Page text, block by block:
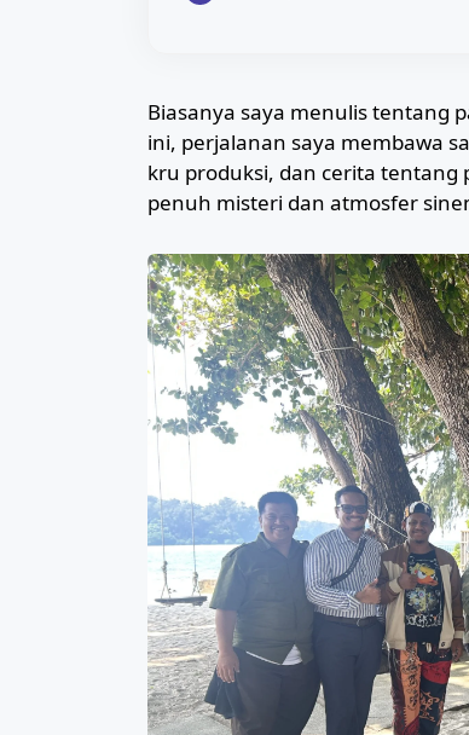
Biasanya saya menulis tentang
ini, perjalanan saya membawa
kru produksi, dan cerita tentang
penuh misteri dan atmosfer